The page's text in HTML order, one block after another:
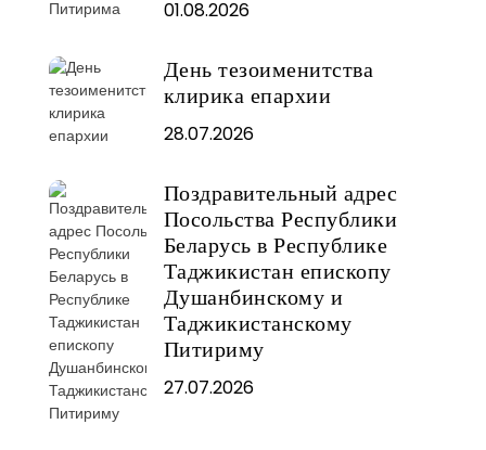
01.08.2026
День тезоименитства
клирика епархии
28.07.2026
Поздравительный адрес
Посольства Республики
Беларусь в Республике
Таджикистан епископу
Душанбинскому и
Таджикистанскому
Питириму
27.07.2026